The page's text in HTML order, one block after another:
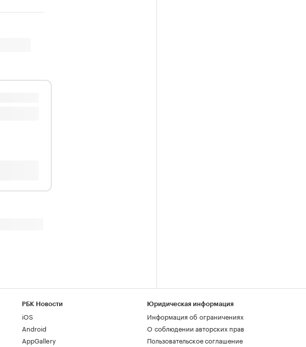
РБК Новости
iOS
Android
AppGallery
Юридическая информация
Информация об ограничениях
О соблюдении авторских прав
Пользовательское соглашение